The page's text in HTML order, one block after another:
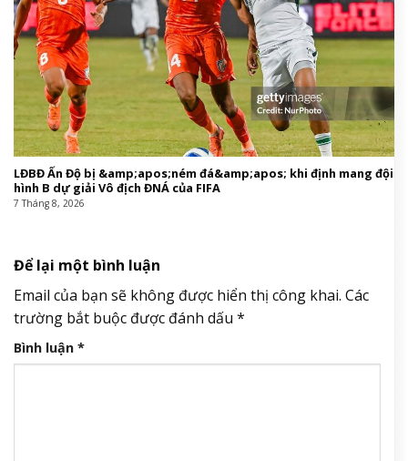
LĐBĐ Ấn Độ bị &amp;apos;ném đá&amp;apos; khi định mang đội
hình B dự giải Vô địch ĐNÁ của FIFA
7 Tháng 8, 2026
Để lại một bình luận
Email của bạn sẽ không được hiển thị công khai. Các
trường bắt buộc được đánh dấu *
Bình luận *